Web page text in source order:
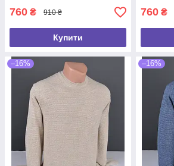
760 ₴ 910 ₴
Купити
760 ₴
–16% –16%